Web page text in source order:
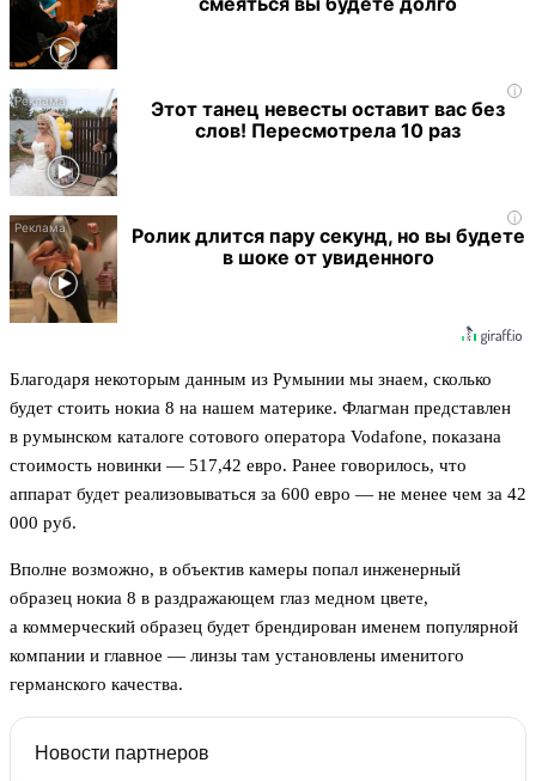
i
Этот танец невесты оставит вас без
слов! Пересмотрела 10 раз
i
Ролик длится пару секунд, но вы будете
в шоке от увиденного
Благодаря некоторым данным из Румынии мы знаем, сколько
будет стоить нокиа 8 на нашем материке. Флагман представлен
в румынском каталоге сотового оператора Vodafone, показана
стоимость новинки — 517,42 евро. Ранее говорилось, что
аппарат будет реализовываться за 600 евро — не менее чем за 42
000 руб.
Вполне возможно, в объектив камеры попал инженерный
образец нокиа 8 в раздражающем глаз медном цвете,
а коммерческий образец будет брендирован именем популярной
компании и главное — линзы там установлены именитого
германского качества.
Новости партнеров